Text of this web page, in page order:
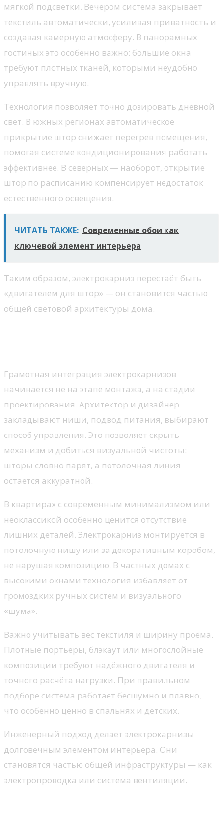
мягкой подсветки. Вечером система закрывает
текстиль автоматически, усиливая приватность и
создавая камерную атмосферу. В панорамных
гостиных это особенно важно: большие окна
требуют плотных тканей, которыми неудобно
управлять вручную.
Технология позволяет точно дозировать дневной
свет. В южных регионах автоматическое
прикрытие штор снижает перегрев помещения,
помогая системе кондиционирования работать
эффективнее. В северных — наоборот, открытие
штор по расписанию компенсирует недостаток
естественного освещения.
ЧИТАТЬ ТАКЖЕ: Современные обои как
ключевой элемент интерьера
Таким образом, электрокарниз перестаёт быть
«двигателем для штор» — он становится частью
общей световой архитектуры дома.
Грамотная интеграция электрокарнизов
начинается не на этапе монтажа, а на стадии
проектирования. Архитектор и дизайнер
закладывают ниши, подвод питания, выбирают
способ управления. Это позволяет скрыть
механизм и добиться визуальной чистоты:
шторы словно парят, а потолочная линия
остается аккуратной.
В квартирах с современным минимализмом или
неоклассикой особенно ценится отсутствие
лишних деталей. Электрокарниз монтируется в
потолочную нишу или за декоративным коробом,
не нарушая композицию. В частных домах с
высокими окнами технология избавляет от
громоздких ручных систем и визуального
«шума».
Важно учитывать вес текстиля и ширину проёма.
Плотные портьеры, блэкаут или многослойные
композиции требуют надёжного двигателя и
точного расчёта нагрузки. При правильном
подборе система работает бесшумно и плавно,
что особенно ценно в спальнях и детских.
Инженерный подход делает электрокарнизы
долговечным элементом интерьера. Они
становятся частью общей инфраструктуры — как
электропроводка или система вентиляции.